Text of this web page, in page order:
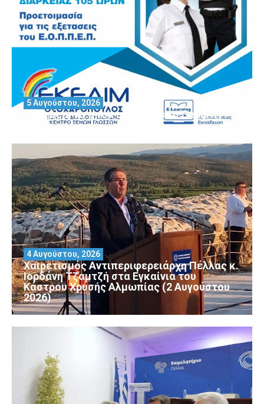
Θέλεις να αποκτήσεις άδεια Security?
5 Αυγούστου, 2026
Χαιρετισμός Αντιπεριφερειάρχη Πέλλας κ.
Ιορδάνη Τζαμτζή στα Εγκαίνια του
Κάστρου Χρυσής Αλμωπίας (2 Αυγούστου
2026)
4 Αυγούστου, 2026